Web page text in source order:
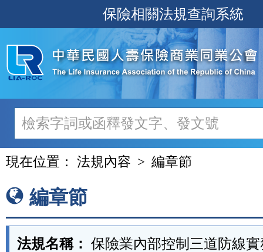
至
主
內
容
保險相關法規查詢系統
現在位置： 法規內容 編章節
編章節
法規名稱： 保險業內部控制三道防線